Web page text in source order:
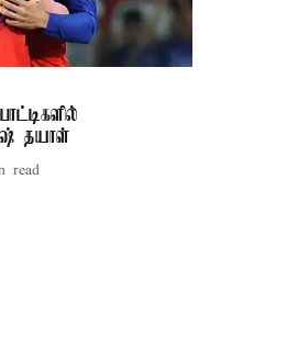
தயாள்
read